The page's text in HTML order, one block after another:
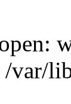
var/